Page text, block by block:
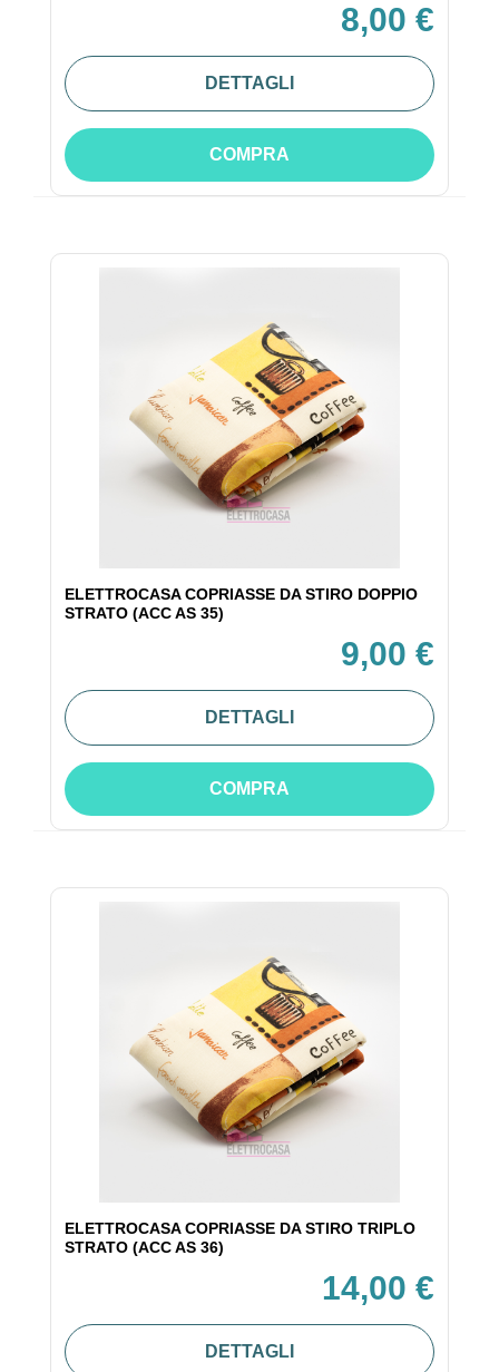
8,00 €
DETTAGLI
COMPRA
ELETTROCASA COPRIASSE DA STIRO DOPPIO
STRATO (ACC AS 35)
9,00 €
DETTAGLI
COMPRA
ELETTROCASA COPRIASSE DA STIRO TRIPLO
STRATO (ACC AS 36)
14,00 €
DETTAGLI